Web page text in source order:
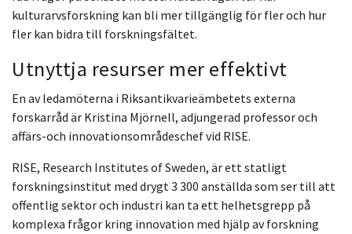
kulturarvsforskning kan bli mer tillgänglig för fler och hur
fler kan bidra till forskningsfältet.
Utnyttja resurser mer effektivt
En av ledamöterna i Riksantikvarieämbetets externa
forskarråd är Kristina Mjörnell, adjungerad professor och
affärs-och innovationsområdeschef vid RISE.
RISE, Research Institutes of Sweden, är ett statligt
forskningsinstitut med drygt 3 300 anställda som ser till att
offentlig sektor och industri kan ta ett helhetsgrepp på
komplexa frågor kring innovation med hjälp av forskning